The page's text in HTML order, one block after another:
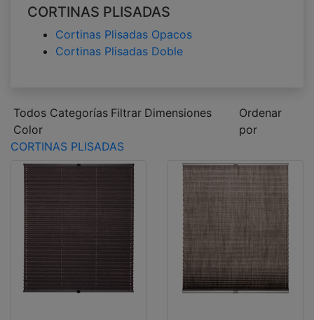
CORTINAS PLISADAS
Cortinas Plisadas Opacos
Cortinas Plisadas Doble
Todos Categorías Filtrar Dimensiones
Color
Ordenar
por
CORTINAS PLISADAS